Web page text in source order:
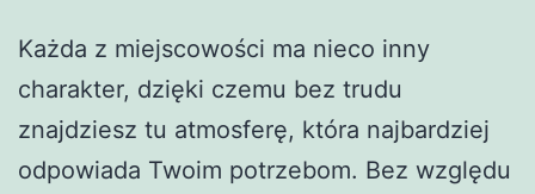
Każda z miejscowości ma nieco inny
charakter, dzięki czemu bez trudu
znajdziesz tu atmosferę, która najbardziej
odpowiada Twoim potrzebom. Bez względu